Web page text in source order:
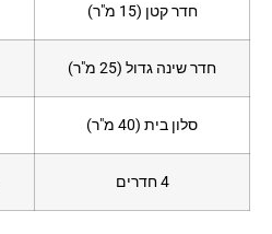
חדר קטן (15 מ"ר)
חדר שינה גדול (25 מ"ר)
סלון בית (40 מ"ר)
4 חדרים